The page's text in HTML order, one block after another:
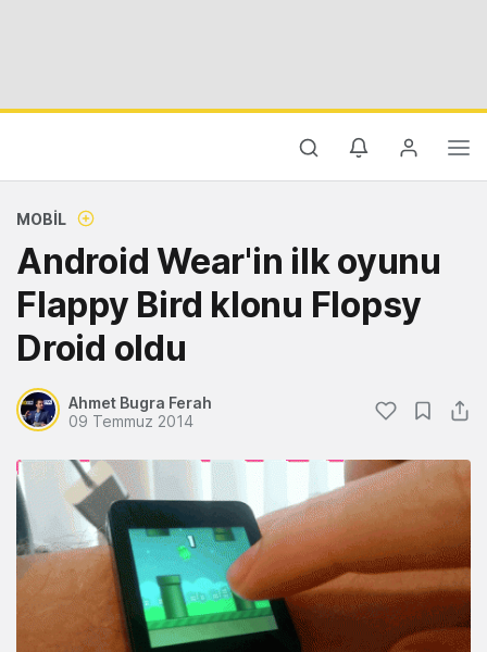
MOBIL
Android Wear'in ilk oyunu
Flappy Bird klonu Flopsy
Droid oldu
Ahmet Bugra Ferah
09 Temmuz 2014